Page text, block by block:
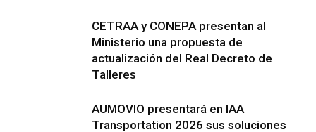
CETRAA y CONEPA presentan al
Ministerio una propuesta de
actualización del Real Decreto de
Talleres
AUMOVIO presentará en IAA
Transportation 2026 sus soluciones